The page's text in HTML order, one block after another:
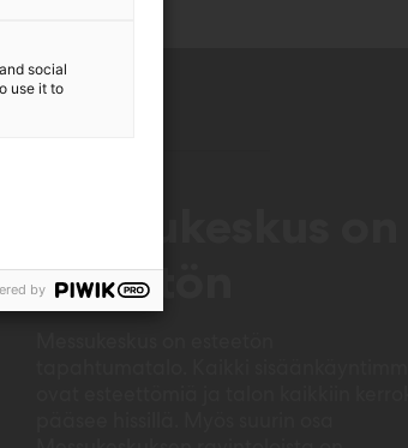
esteetön
social
use it to
by